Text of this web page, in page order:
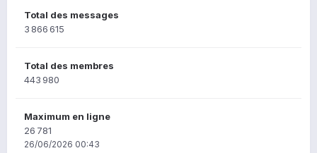
Total des messages
3 866 615
Total des membres
443 980
Maximum en ligne
26 781
26/06/2026 00:43